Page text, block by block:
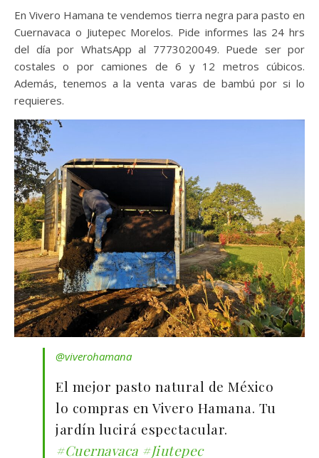
En Vivero Hamana te vendemos tierra negra para pasto en
Cuernavaca o Jiutepec Morelos. Pide informes las 24 hrs
del día por WhatsApp al 7773020049. Puede ser por
costales o por camiones de 6 y 12 metros cúbicos.
Además, tenemos a la venta varas de bambú por si lo
requieres.
@viverohamana
El mejor pasto natural de México
lo compras en Vivero Hamana. Tu
jardín lucirá espectacular.
#Cuernavaca #Jiutepec